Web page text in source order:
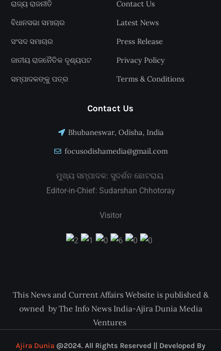
ରାଜ୍ୟ ରାଜନୀତି
ବିଧାନସଭା ସମାଚାର
ସଂସଦ ସମାଚାର
ଜାତୀୟ ରାଜନୈତିକ ଦୃଶ୍ୟପଟ
ସମ୍ପାଦକଙ୍କୁ ପତ୍ର
Contact Us
Latest News
Press Release
Privacy Policy
Terms & Conditions
Contact Us
Bhubaneswar, Odisha, India
focusodishamedia@gmail.com
ମୁଖ୍ୟ ସମ୍ପାଦକ: ସୁଦର୍ଶନ ଛୋଟରାୟ
Editor-in-Chief: Sudarshan Chhotoray
Visitor
This News and Current Affairs Website is published &
owned by The Info News India-Ajira Dunia Media
Ventures
Ajira Dunia @2024. All Rights Reserved || Developed By